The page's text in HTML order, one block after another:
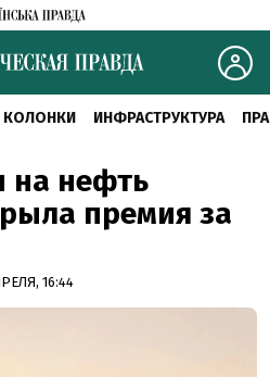
КОЛОНКИ ИНФРАСТРУКТУРА
на нефть
премия за
16:44